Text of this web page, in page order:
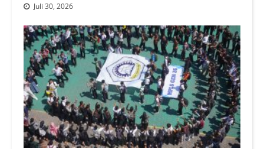
Juli 30, 2026